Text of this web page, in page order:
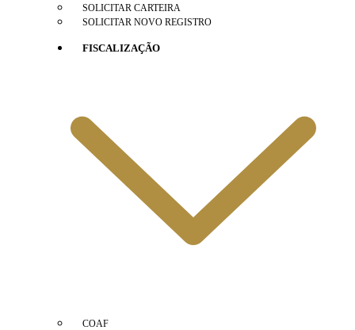
SOLICITAR CARTEIRA
SOLICITAR NOVO REGISTRO
FISCALIZAÇÃO
COAF